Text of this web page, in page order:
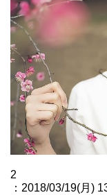
2
：2018/03/19(月)